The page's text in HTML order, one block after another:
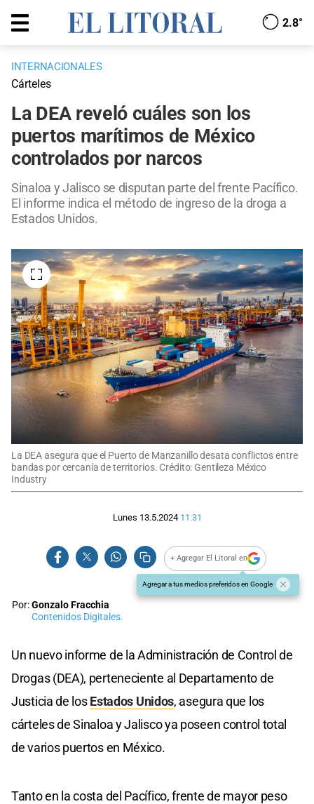
2.8°
INTERNACIONALES
Cárteles
La DEA reveló cuáles son los
puertos marítimos de México
controlados por narcos
Sinaloa y Jalisco se disputan parte del frente Pacífico.
El informe indica el método de ingreso de la droga a
Estados Unidos.
La DEA asegura que el Puerto de Manzanillo desata conflictos entre
bandas por cercanía de territorios. Crédito: Gentileza México
Industry
Lunes 13.5.2024 11:31
+ Agregar El Litoral en
Agregar a tus medios preferidos en Google
Por:Gonzalo Fracchia
Contenidos Digitales.
Un nuevo informe de la Administración de Control de
Drogas (DEA), perteneciente al Departamento de
Justicia de losEstados Unidos, asegura que los
cárteles de Sinaloa y Jalisco ya poseen control total
de varios puertos en México.
Tanto en la costa del Pacífico, frente de mayor peso